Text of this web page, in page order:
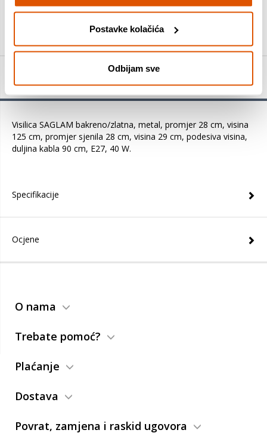
Postavke kolačića
Odbijam sve
KUPITE ODMAH
Visilica SAGLAM bakreno/zlatna, metal, promjer 28 cm, visina
125 cm, promjer sjenila 28 cm, visina 29 cm, podesiva visina,
duljina kabla 90 cm, E27, 40 W.
Specifikacije
Ocjene
O nama
Trebate pomoć?
Plaćanje
Dostava
Povrat, zamjena i raskid ugovora